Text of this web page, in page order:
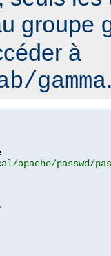
groupe
à
gamma
apache/passwd/